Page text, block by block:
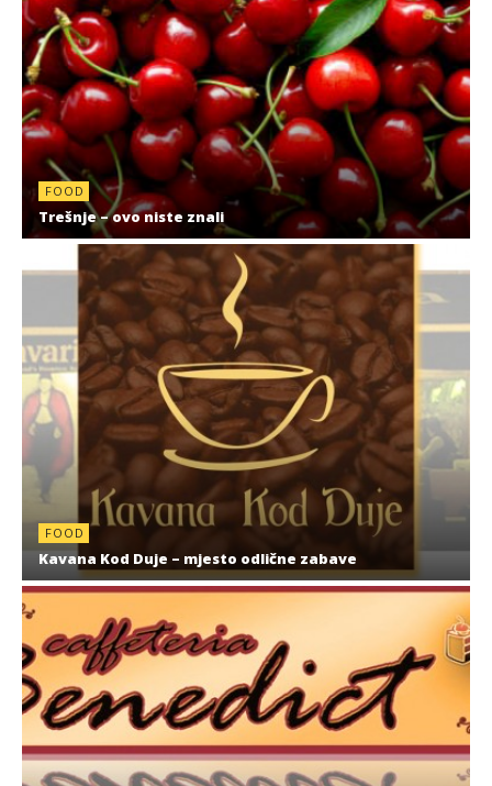
FOOD
Trešnje – ovo niste znali
FOOD
Kavana Kod Duje – mjesto odlične zabave